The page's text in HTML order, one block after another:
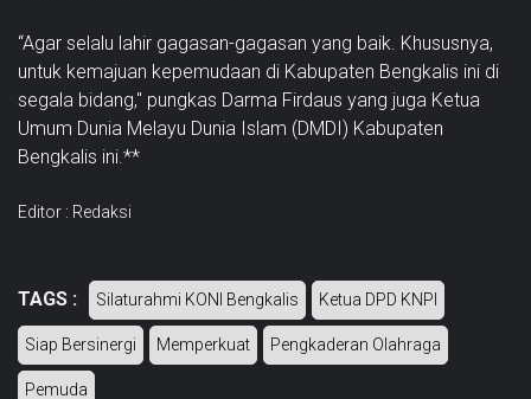
“Agar selalu lahir gagasan-gagasan yang baik. Khususnya,
untuk kemajuan kepemudaan di Kabupaten Bengkalis ini di
segala bidang," pungkas Darma Firdaus yang juga Ketua
Umum Dunia Melayu Dunia Islam (DMDI) Kabupaten
Bengkalis ini.**
Editor : Redaksi
TAGS : Silaturahmi KONI Bengkalis Ketua DPD KNPI
Siap Bersinergi Memperkuat Pengkaderan Olahraga
Pemuda